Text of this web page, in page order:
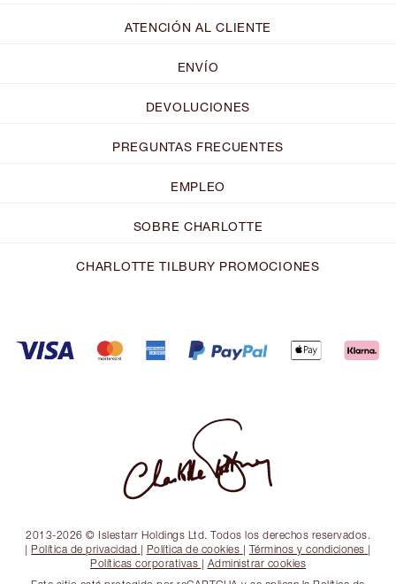
ATENCIÓN AL CLIENTE
ENVÍO
DEVOLUCIONES
PREGUNTAS FRECUENTES
EMPLEO
SOBRE CHARLOTTE
CHARLOTTE TILBURY PROMOCIONES
2013-2026 © Islestarr Holdings Ltd. Todos los derechos reservados.
| Política de privacidad | Política de cookies | Términos y condiciones |
Políticas corporativas | Administrar cookies